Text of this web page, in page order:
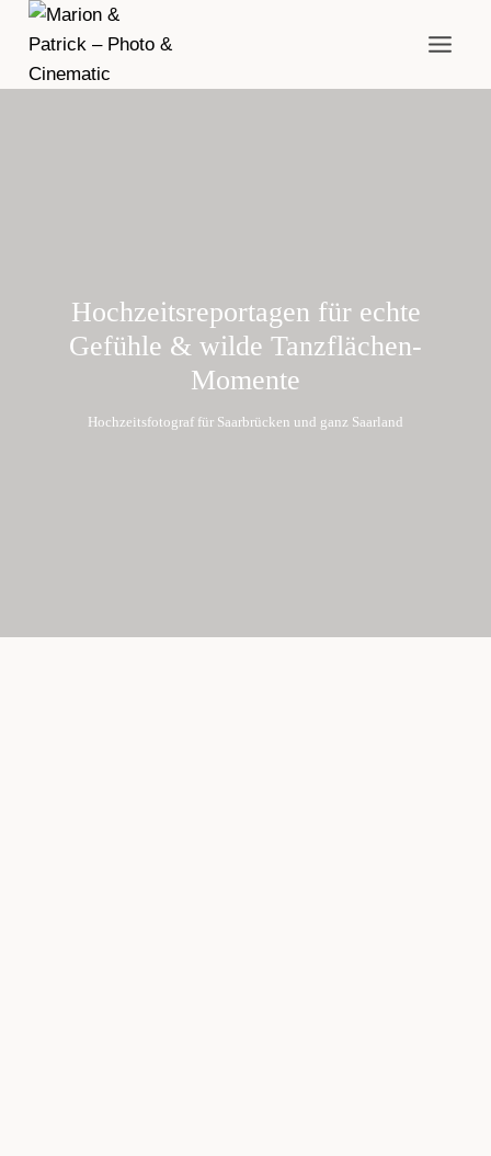
Zum
Inhalt
springen
Hochzeitsreportagen für echte
Gefühle & wilde Tanzflächen-
Momente
Hochzeitsfotograf für Saarbrücken und ganz Saarland